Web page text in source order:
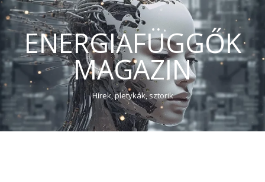
ENERGIAFÜGGŐK
MAGAZIN
Hírek, pletykák, sztorik